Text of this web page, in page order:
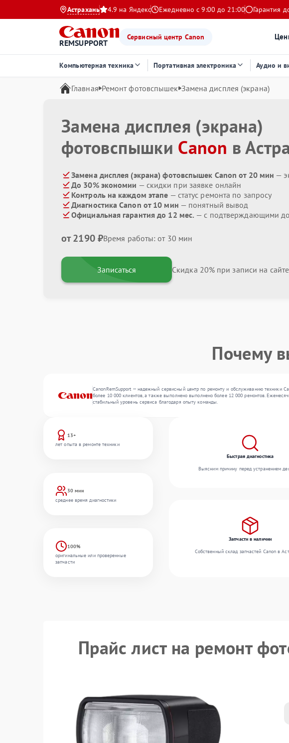
Астрахань 4.9 на Яндекс Ежедневно с 9:00 до 21:00 Гарантия
REMSUPPORT
Сервисный центр Canon
Компьютерная техника Портативная электроника Аудио и
Главная Ремонт фотовспышек Замена дисплея (экрана)
Замена дисплея (экрана)
фотовспышки Canon в
Замена дисплея (экрана) фотовспышек Canon от 20 мин —
До 30% экономии — скидки при заявке онлайн
Контроль на каждом этапе — статус ремонта по запросу
Диагностика Canon от 10 мин — понятный вывод
Официальная гарантия до 12 мес. — с подтверждающими
от 2190 ₽Время работы: от 30 мин
Записаться Скидка 20% при записи на сайте
Почему
CanonRemSupport — надежный сервисный центр по ремонту и обслуживанию техники
более 10 000 клиентов, а также выполнено выполнено более 12 000 ремонтов.
стабильный уровень сервиса благодаря опыту команды.
13+
лет опыта в ремонте техники
30 мин
среднее время диагностики
100%
оригинальные или проверенные
запчасти
Быстрая диагностика
Выясним причину перед устранением
Запчасти в наличии
Собственный склад запчастей Canon в
Прайс лист на ремонт